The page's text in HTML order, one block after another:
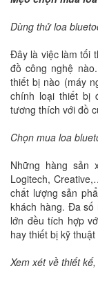
Dùng thử loa
Đây là việc làm tối
đồ công nghệ
thiết bị nào (máy
chính loại thiết bị
tương thích với đồ
Chọn mua loa
Những hàng sản
Logitech,
chất lượng sản
khách hàng. Đa số
lớn đều tích hợp
hay thiết bị kỹ
Xem xét về thiết